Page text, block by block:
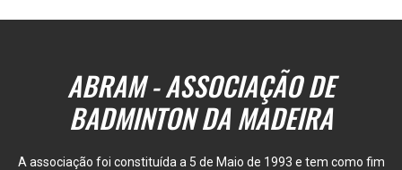
ABRAM - ASSOCIAÇÃO DE
BADMINTON DA MADEIRA
A associação foi constituída a 5 de Maio de 1993 e tem como fim